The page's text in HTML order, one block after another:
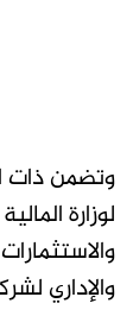
وتضمن ذات
لوزارة
والإداري